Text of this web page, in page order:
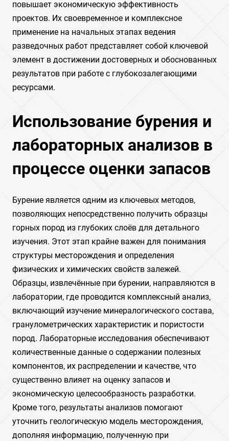
повышает экономическую эффективность
проектов. Их своевременное и комплексное
применение на начальных этапах ведения
разведочных работ представляет собой ключевой
элемент в достижении достоверных и обоснованных
результатов при работе с глубокозалегающими
ресурсами.
Использование бурения и
лабораторных анализов в
процессе оценки запасов
Бурение является одним из ключевых методов‚
позволяющих непосредственно получить образцы
горных пород из глубоких слоёв для детального
изучения. Этот этап крайне важен для понимания
структуры месторождения и определения
физических и химических свойств залежей.
Образцы‚ извлечённые при бурении‚ направляются в
лаборатории‚ где проводится комплексный анализ‚
включающий изучение минералогического состава‚
гранулометрических характеристик и пористости
пород. Лабораторные исследования обеспечивают
количественные данные о содержании полезных
компонентов‚ их распределении и качестве‚ что
существенно влияет на оценку запасов и
экономическую целесообразность разработки.
Кроме того‚ результаты анализов помогают
уточнить геологическую модель месторождения‚
дополняя информацию‚ полученную при